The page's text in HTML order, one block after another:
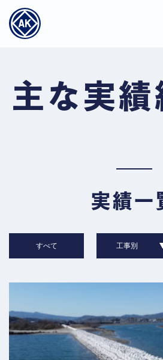
主な実績
実績一
すべて